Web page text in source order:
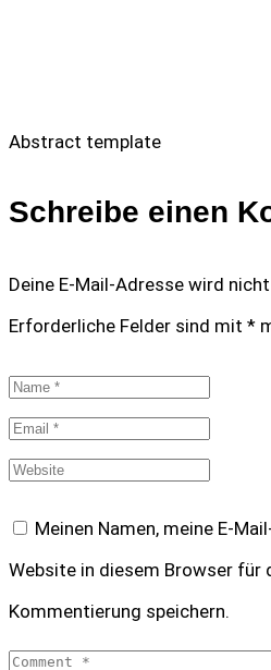
Abstract template
Schreibe einen
Deine E-Mail-Adresse wird
Erforderliche Felder sind mit *
Meinen Namen, meine E-
Website in diesem Browser für
Kommentierung speichern.